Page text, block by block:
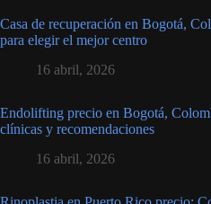
Casa de recuperación en Bogotá,
para elegir el mejor centro
16 abril, 2026
Endolifting precio en Bogotá,
clínicas y recomendaciones
16 abril, 2026